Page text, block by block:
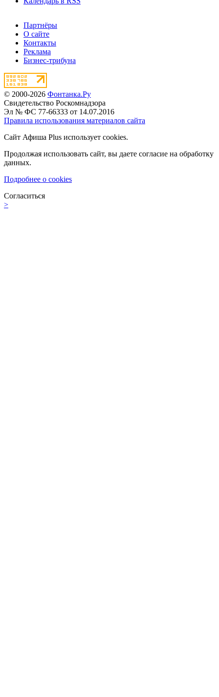
Партнёры
О сайте
Контакты
Реклама
Бизнес-трибуна
© 2000-2026 Фонтанка.Ру
Свидетельство Роскомнадзора
Эл № ФС 77-66333 от 14.07.2016
Правила использования материалов сайта
Сайт Афиша Plus использует cookies.
Продолжая использовать сайт, вы даете согласие на обработку
данных.
Подробнее о cookies
Согласиться
>